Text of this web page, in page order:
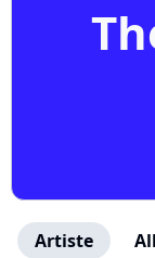
Artiste